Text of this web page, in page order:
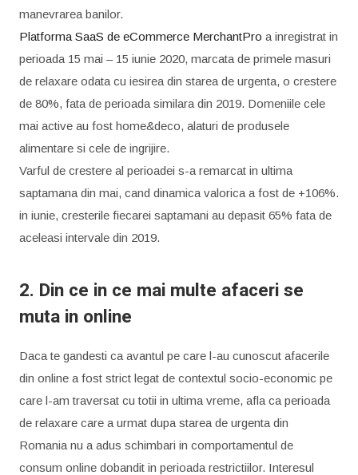
manevrarea banilor.
Platforma SaaS de eCommerce MerchantPro a inregistrat in
perioada 15 mai – 15 iunie 2020, marcata de primele masuri
de relaxare odata cu iesirea din starea de urgenta, o crestere
de 80%, fata de perioada similara din 2019. Domeniile cele
mai active au fost home&deco, alaturi de produsele
alimentare si cele de ingrijire.
Varful de crestere al perioadei s-a remarcat in ultima
saptamana din mai, cand dinamica valorica a fost de +106%.
in iunie, cresterile fiecarei saptamani au depasit 65% fata de
aceleasi intervale din 2019.
2. Din ce in ce mai multe afaceri se
muta in online
Daca te gandesti ca avantul pe care l-au cunoscut afacerile
din online a fost strict legat de contextul socio-economic pe
care l-am traversat cu totii in ultima vreme, afla ca perioada
de relaxare care a urmat dupa starea de urgenta din
Romania nu a adus schimbari in comportamentul de
consum online dobandit in perioada restrictiilor. Interesul